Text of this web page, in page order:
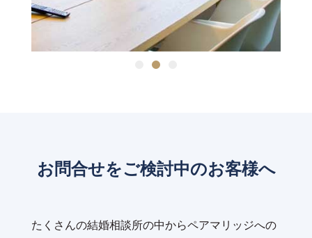
お問合せをご検討中のお客様へ
たくさんの結婚相談所の中からペアマリッジへの